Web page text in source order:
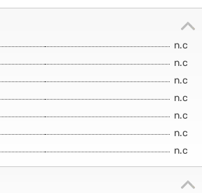
n.c
n.c
n.c
n.c
n.c
n.c
n.c